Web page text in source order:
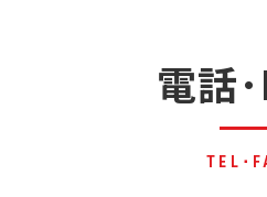
電話
TEL･